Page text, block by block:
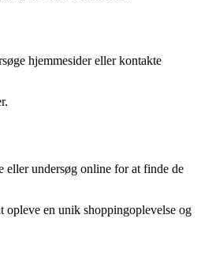
hjemmesider eller kontakte
eller undersøg online for at finde de
opleve en unik shoppingoplevelse og